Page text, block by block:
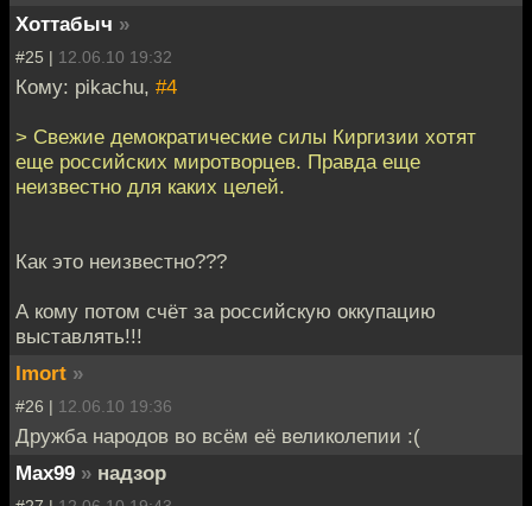
Хоттабыч »
#25 | 12.06.10 19:32
Кому: pikachu, #4
> Свежие демократические силы Киргизии хотят
еще российских миротворцев. Правда еще
неизвестно для каких целей.
Как это неизвестно???
А кому потом счёт за российскую оккупацию
выставлять!!!
Imort »
#26 | 12.06.10 19:36
Дружба народов во всём её великолепии :(
Max99 » надзор